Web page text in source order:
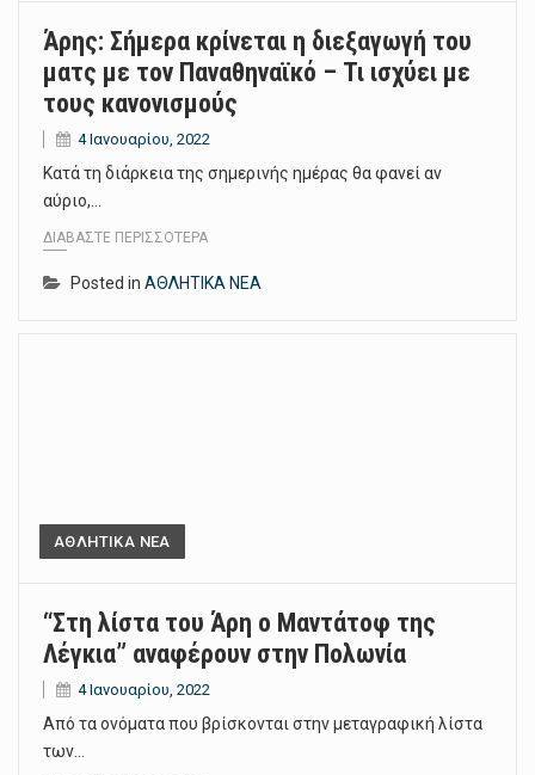
Άρης: Σήμερα κρίνεται η διεξαγωγή του
ματς με τον Παναθηναϊκό – Τι ισχύει με
τους κανονισμούς
4 Ιανουαρίου, 2022
Κατά τη διάρκεια της σημερινής ημέρας θα φανεί αν
αύριο,…
ΔΙΑΒΆΣΤΕ ΠΕΡΙΣΣΌΤΕΡΑ
Posted in ΑΘΛΗΤΙΚΑ ΝΕΑ
ΑΘΛΗΤΙΚΑ ΝΕΑ
“Στη λίστα του Άρη ο Μαντάτοφ της
Λέγκια” αναφέρουν στην Πολωνία
4 Ιανουαρίου, 2022
Από τα ονόματα που βρίσκονται στην μεταγραφική λίστα
των…